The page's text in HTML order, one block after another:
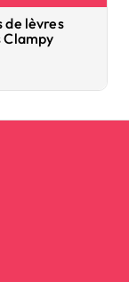
de lèvres
Clampy